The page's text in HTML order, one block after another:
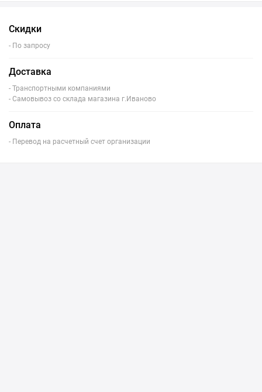
Скидки
- По запросу
Доставка
- Транспортными компаниями
- Самовывоз со склада магазина г.Иваново
Оплата
- Перевод на расчетный счет организации